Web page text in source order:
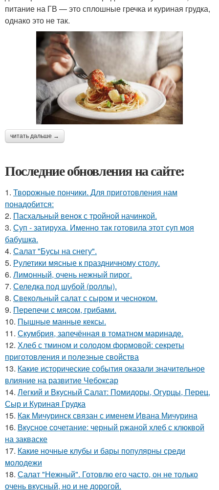
питание на ГВ — это сплошные гречка и куриная грудка,
однако это не так.
читать дальше →
Последние обновления на сайте:
1. Творожные пончики. Для приготовления нам
понадобится:
2. Пасхальный венок с тройной начинкой.
3. Суп - затируха. Именно так готовила этот суп моя
бабушка.
4. Салат "Бусы на снегу".
5. Рулетики мясные к праздничному столу.
6. Лимонный, очень нежный пирог.
7. Селедка под шубой (роллы).
8. Свекольный салат с сыром и чесноком.
9. Перепечи с мясом, грибами.
10. Пышные манные кексы.
11. Скумбрия, запечённая в томатном маринаде.
12. Хлеб с тмином и солодом формовой: секреты
приготовления и полезные свойства
13. Какие исторические события оказали значительное
влияние на развитие Чебоксар
14. Легкий и Вкусный Салат: Помидоры, Огурцы, Перец,
Сыр и Куриная Грудка
15. Как Мичуринск связан с именем Ивана Мичурина
16. Вкусное сочетание: черный ржаной хлеб с клюквой
на закваске
17. Какие ночные клубы и бары популярны среди
молодежи
18. Салат "Нежный". Готовлю его часто, он не только
очень вкусный, но и не дорогой.